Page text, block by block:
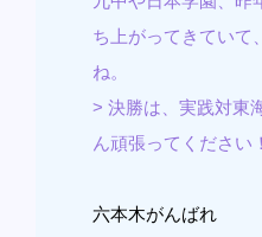
ち上がってきていて
ね。
> 決勝は、実践対東
ん頑張ってください！
六本木がんばれ